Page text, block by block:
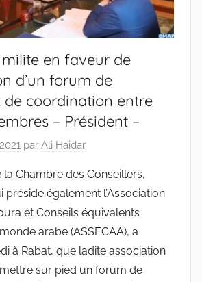
milite en faveur de
d’un forum de
de coordination entre
– Président –
par Ali Haidar
la Chambre des Conseillers,
préside également l’Association
et Conseils équivalents
arabe (ASSECAA), a
à Rabat, que ladite association
sur pied un forum de